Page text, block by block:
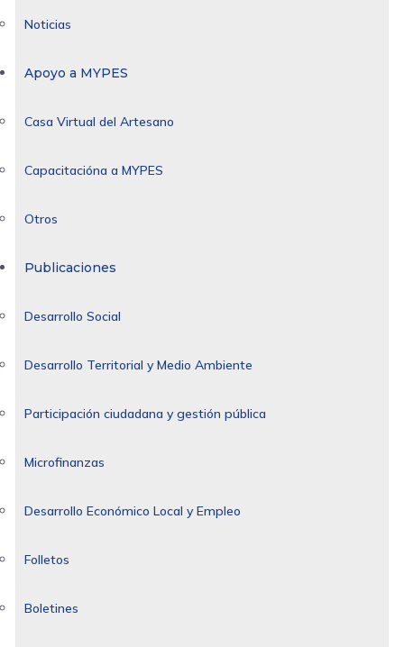
Noticias
Apoyo a MYPES
Casa Virtual del Artesano
Capacitacióna a MYPES
Otros
Publicaciones
Desarrollo Social
Desarrollo Territorial y Medio Ambiente
Participación ciudadana y gestión pública
Microfinanzas
Desarrollo Económico Local y Empleo
Folletos
Boletines